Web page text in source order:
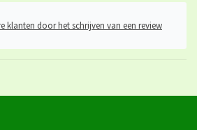
klanten door het schrijven van een review